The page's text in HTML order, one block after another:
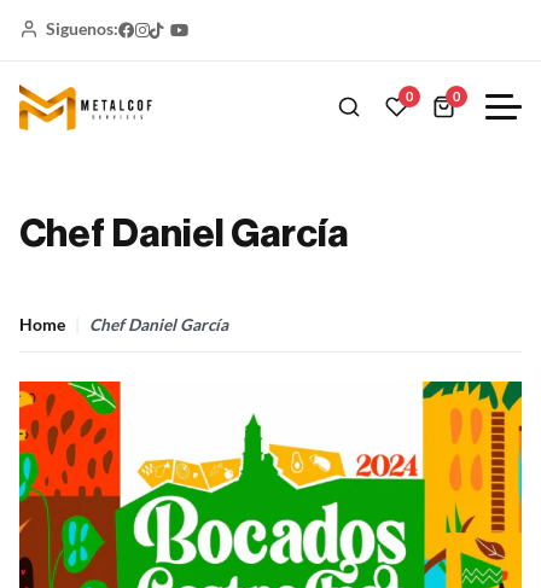
Siguenos:
0 0
Chef Daniel García
Home Chef Daniel García